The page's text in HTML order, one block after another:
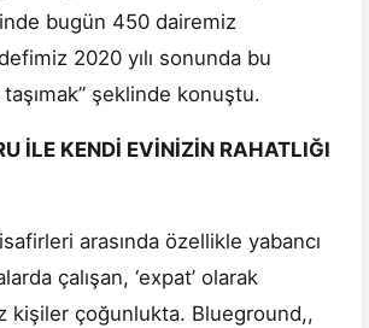
bugün 450 dairemiz
2020 yılı sonunda bu
taşımak” şeklinde konuştu.
İLE KENDİ EVİNİZİN RAHATLIĞI
arasında özellikle yabancı
çalışan, ‘expat’ olarak
kişiler çoğunlukta. Blueground,,